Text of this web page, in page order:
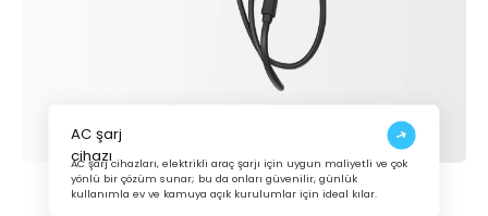
AC şarj
cihazı
AC şarj cihazları, elektrikli araç şarjı için uygun maliyetli ve çok
yönlü bir çözüm sunar; bu da onları güvenilir, günlük
kullanımla ev ve kamuya açık kurulumlar için ideal kılar.